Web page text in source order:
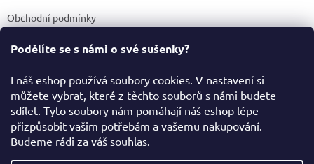
Podělíte se s námi o své sušenky?
I náš eshop používá soubory cookies. V nastavení si
můžete vybrat, které z těchto souborů s námi budete
sdílet. Tyto soubory nám pomáhají náš eshop lépe
přizpůsobit vašim potřebám a vašemu nakupování.
Budeme rádi za váš souhlas.
Obchodní podmínky
Certifikace a označení produktů
Facebook